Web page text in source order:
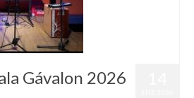
Gávalon 2026